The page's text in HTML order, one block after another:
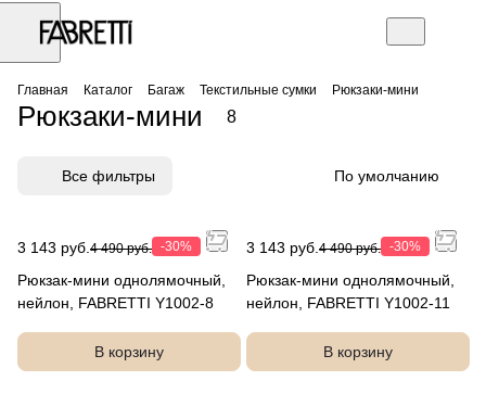
Главная Каталог Багаж Текстильные сумки Рюкзаки-мини
Рюкзаки-мини 8
Все фильтры По умолчанию
3 143 руб. 4 490 руб. -30%
Рюкзак-мини однолямочный,
нейлон, FABRETTI Y1002-8
В корзину
3 143 руб. 4 490 руб. -30%
Рюкзак-мини однолямочный,
нейлон, FABRETTI Y1002-11
В корзину